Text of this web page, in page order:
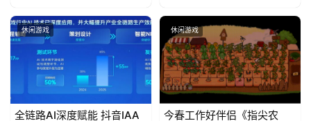
休闲游戏
全链路AI深度赋能 抖音IAA
休闲游戏
今春工作好伴侣《指尖农